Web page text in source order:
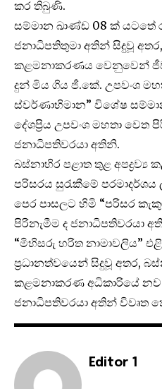
කර තිබුණි.
සම්මාන ඛාණ්ඩ 08 ක් යටතේ
ජනාධිපතිතුමා අතින් සිදුවූ අතර,
කළමනාකරණය වෙනුවෙන්
දුන් මිය ගිය ජී.කේ. උපවංශ
ස්වර්ණාභිමාන” විශේෂ
දේශප්‍රිය උපවංශ මහතා වෙත
ජනාධිපතිවරයා අතිනි.
බස්නාහිර පළාත තුළ
පරිසරය සුරැකීමේ
පෙර පාසලට හිමි “පරිසර
පිරිනැමීම ද ජනාධිපතිවරයා
“මිහිසරු හරිත නාමාවලිය”
ප්‍රධානත්වයෙන් සිදුවූ අතර,
කළමනාකරණ අධිකාරියේ නව
ජනාධිපතිවරයා අතින් විවෘත
Editor 1